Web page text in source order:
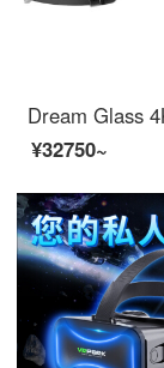
¥32750~